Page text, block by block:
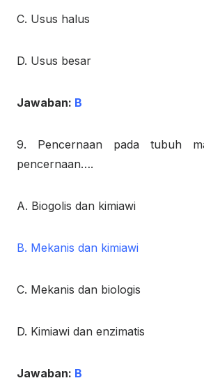
C. Usus halus
D. Usus besar
Jawaban: B
9. Pencernaan pada tubuh
pencernaan….
A. Biogolis dan kimiawi
B. Mekanis dan kimiawi
C. Mekanis dan biologis
D. Kimiawi dan enzimatis
Jawaban: B